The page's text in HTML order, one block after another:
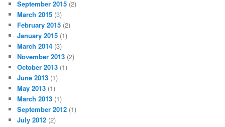
September 2015 (2)
March 2015 (3)
February 2015 (2)
January 2015 (1)
March 2014 (3)
November 2013 (2)
October 2013 (1)
June 2013 (1)
May 2013 (1)
March 2013 (1)
September 2012 (1)
July 2012 (2)